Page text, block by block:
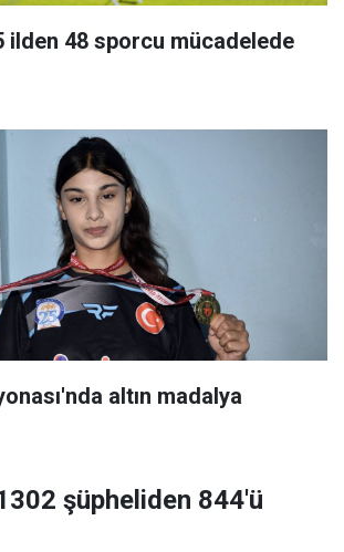
ilden 48 sporcu mücadelede
altın madalya
şüpheliden 844'ü